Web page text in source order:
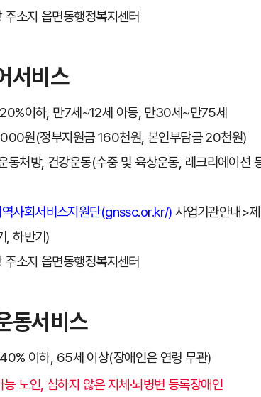
주소지 읍면동행정복지센터
서비스
이하, 만7세~12세 아동, 만30세~만75세
원(정부지원금 160천원, 본인부담금 20천원)
동처방, 건강운동(수중 및 육상운동, 레크리에이션
역사회서비스지원단(gnssc.or.kr/) 사업기관안내>
, 하반기)
소지 읍면동행정복지센터
동서비스
이하, 65세 이상(장애인은 연령 무관)
노인, 심하지 않은 지체·뇌병변 등록장애인